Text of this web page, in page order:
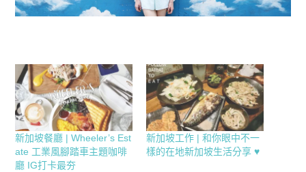
新加坡餐廳 | Wheeler’s Est
ate 工業風腳踏車主題咖啡
廳 IG打卡最夯
新加坡工作 | 和你眼中不一
樣的在地新加坡生活分享 ♥